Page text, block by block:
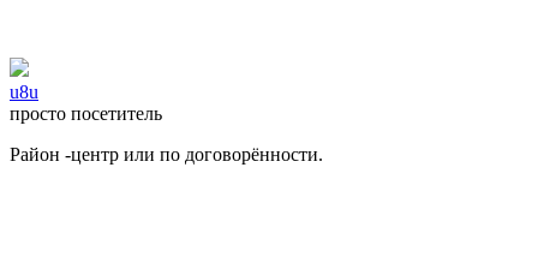
u8u
просто посетитель
Район -центр или по договорённости.